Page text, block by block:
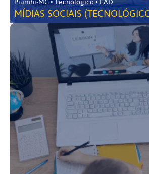
MÍDIAS SOCIAIS